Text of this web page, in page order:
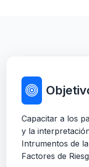
Capacitar a los
y la
Intrumentos de
Factores de